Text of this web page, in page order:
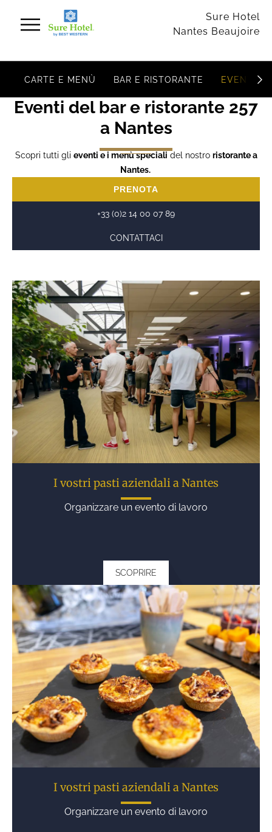
Sure Hotel
Nantes Beaujoire
CARTE E MENÙ BAR E RISTORANTE EVENTI
Eventi del bar e ristorante 257
a Nantes
Scopri tutti gli eventi e i menù speciali del nostro ristorante a
Nantes.
PRENOTA
+33 (0)2 14 00 07 89
CONTATTACI
I vostri pasti aziendali a Nantes
Organizzare un evento di lavoro
SCOPRIRE
I vostri pasti aziendali a Nantes
Organizzare un evento di lavoro